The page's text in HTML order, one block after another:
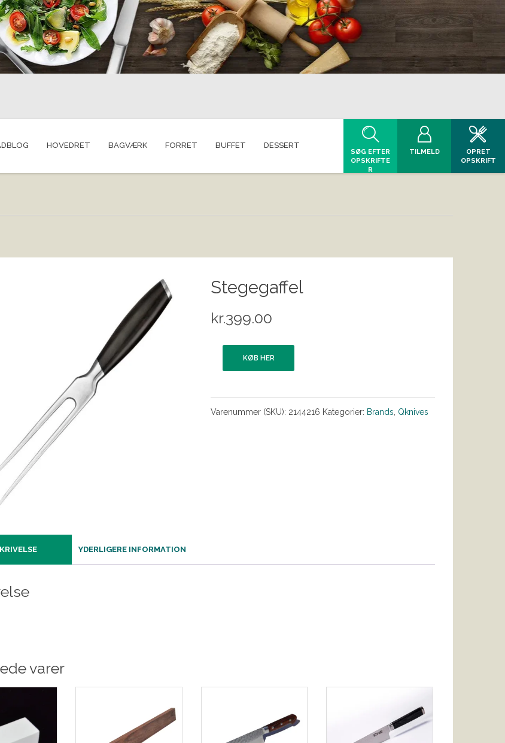
HOVEDRET BAGVÆRK FORRET BUFFET DESSERT
SØG EFTER
OPSKRIFTE
R
TILMELD
OPRET
OPSKRIFT
Stegegaffel
kr.399.00
KØB HER
Varenummer (SKU): 2144216 Kategorier: Brands Qknives
YDERLIGERE INFORMATION
varer